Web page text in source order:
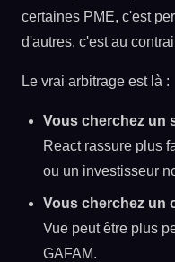
certaines PME, c'est
d'autres, c'est au
Le vrai arbitrage est là :
Vous cherchez un
React rassure plus
ou un investisseur
Vous cherchez un
Vue peut être plus
GAFAM.